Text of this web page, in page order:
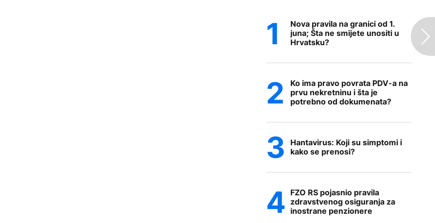
Nova pravila na granici od 1.
juna; Šta ne smijete unositi u
Hrvatsku?
Ko ima pravo povrata PDV-a na
prvu nekretninu i šta je
potrebno od dokumenata?
Hantavirus: Koji su simptomi i
kako se prenosi?
FZO RS pojasnio pravila
zdravstvenog osiguranja za
inostrane penzionere